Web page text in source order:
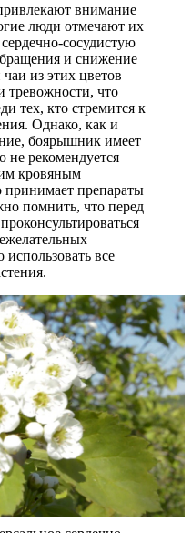
внимание
люди отмечают их
сосудистую
и снижение
из этих цветов
тревожности, что
тех, кто стремится к
Однако, как и
боярышник имеет
не рекомендуется
кровяным
принимает препараты
помнить, что перед
все